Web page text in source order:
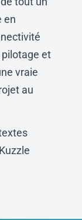
en
et
vraie
au